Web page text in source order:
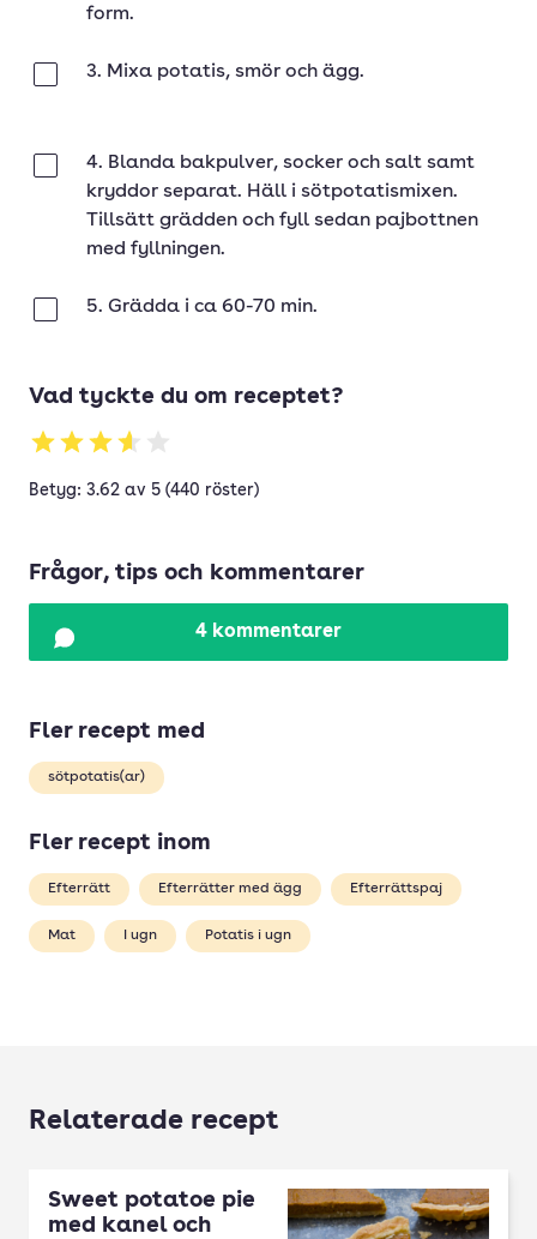
form.
3. Mixa potatis, smör och ägg.
4. Blanda bakpulver, socker och salt samt
kryddor separat. Häll i sötpotatismixen.
Tillsätt grädden och fyll sedan pajbottnen
med fyllningen.
5. Grädda i ca 60-70 min.
Vad tyckte du om receptet?
Betyg: 3.62 av 5 (440 röster)
Frågor, tips och kommentarer
4 kommentarer
Fler recept med
sötpotatis(ar)
Fler recept inom
Efterrätt Efterrätter med ägg Efterrättspaj
Mat I ugn Potatis i ugn
Relaterade recept
Sweet potatoe pie
med kanel och